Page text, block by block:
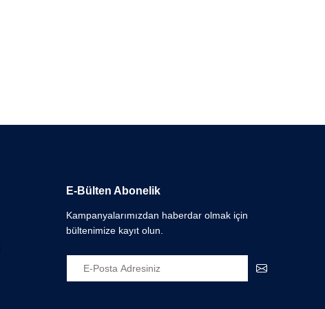
E-Bülten Abonelik
Kampanyalarımızdan haberdar olmak için
bültenimize kayıt olun.